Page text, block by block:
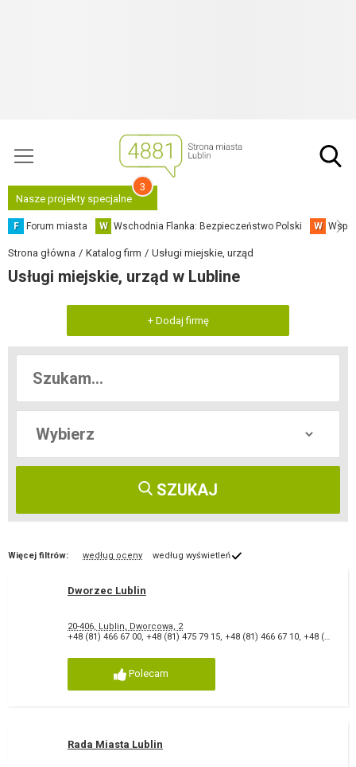
Nasze projekty specjalne
3
F Forum miasta W Wschodnia Flanka: Bezpieczeństwo Polski W
Strona główna Katalog firm Usługi miejskie, urząd
Usługi miejskie, urząd w Lubline
+ Dodaj firmę
SZUKAJ
Więcej filtrów: według oceny według wyświetleń
Dworzec Lublin
20-406, Lublin, Dworcowa, 2
+48 (81) 466 67 00, +48 (81) 475 79 15, +48 (81) 466 67 10, +48 (81) 466 67 11
Polecam
Rada Miasta Lublin